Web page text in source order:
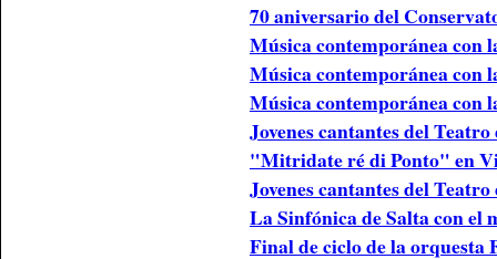
70 aniversario del
Música contemporánea con
Música contemporánea con
Música contemporánea con
Jovenes cantantes del
"Mitridate ré di Ponto" en
Jovenes cantantes del
La Sinfónica de Salta con el
Final de ciclo de la